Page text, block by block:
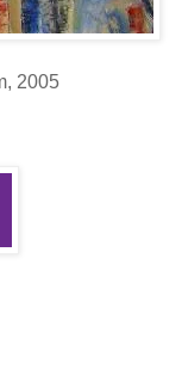
2005